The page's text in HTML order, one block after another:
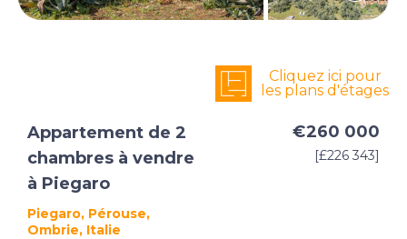
Cliquez ici pour
les plans d'étages
Appartement de 2
chambres à vendre
à Piegaro
Piegaro, Pérouse,
Ombrie, Italie
€260 000
[£226 343]